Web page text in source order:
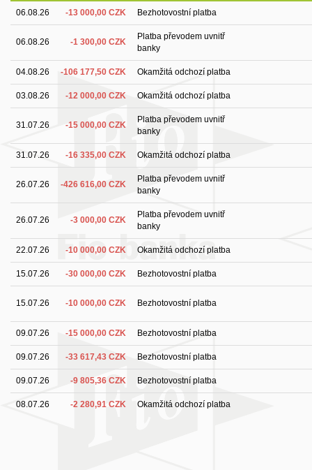
06.08.26 -13 000,00 CZK Bezhotovostní platba
06.08.26 -1 300,00 CZK
Platba převodem uvnitř
banky
04.08.26 -106 177,50 CZK Okamžitá odchozí platba
03.08.26 -12 000,00 CZK Okamžitá odchozí platba
31.07.26 -15 000,00 CZK
Platba převodem uvnitř
banky
31.07.26 -16 335,00 CZK Okamžitá odchozí platba
26.07.26 -426 616,00 CZK
Platba převodem uvnitř
banky
26.07.26 -3 000,00 CZK
Platba převodem uvnitř
banky
22.07.26 -10 000,00 CZK Okamžitá odchozí platba
15.07.26 -30 000,00 CZK Bezhotovostní platba
15.07.26 -10 000,00 CZK Bezhotovostní platba
09.07.26 -15 000,00 CZK Bezhotovostní platba
09.07.26 -33 617,43 CZK Bezhotovostní platba
09.07.26 -9 805,36 CZK Bezhotovostní platba
08.07.26 -2 280,91 CZK Okamžitá odchozí platba